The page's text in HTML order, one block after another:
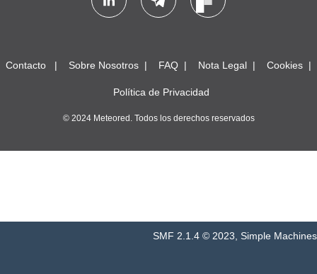
Contacto Sobre Nosotros FAQ Nota Legal Cookies
Política de Privacidad
© 2024 Meteored. Todos los derechos reservados
SMF 2.1.4 © 2023 Simple Machines